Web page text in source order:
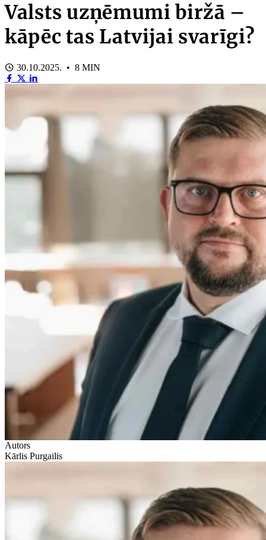
Valsts uzņēmumi biržā –
kāpēc tas Latvijai svarīgi?
30.10.2025. • 8 MIN
Autors
Kārlis Purgailis